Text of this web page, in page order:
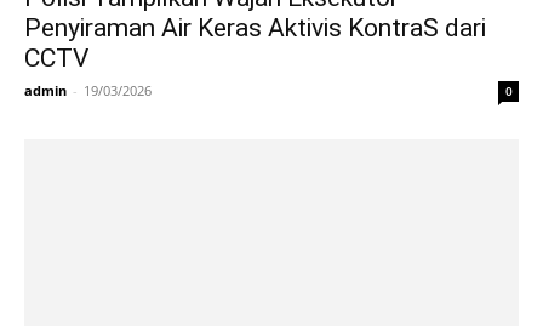
Penyiraman Air Keras Aktivis KontraS dari
CCTV
admin - 19/03/2026 0